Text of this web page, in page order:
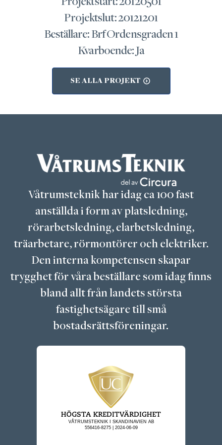
Projektslut: 20121201
Beställare: Brf Ordensgraden 1
Kvarboende: Ja
SE ALLA PROJEKT
Våtrumsteknik har idag ca 100 fast
anställda i form av platsledning,
rörarbetsledning, elarbetsledning,
träarbetare, rörmontörer och elektriker.
Den interna kompetensen skapar
trygghet för våra beställare som idag finns
bland allt från landets största
fastighetsägare till små
bostadsrättsföreningar.